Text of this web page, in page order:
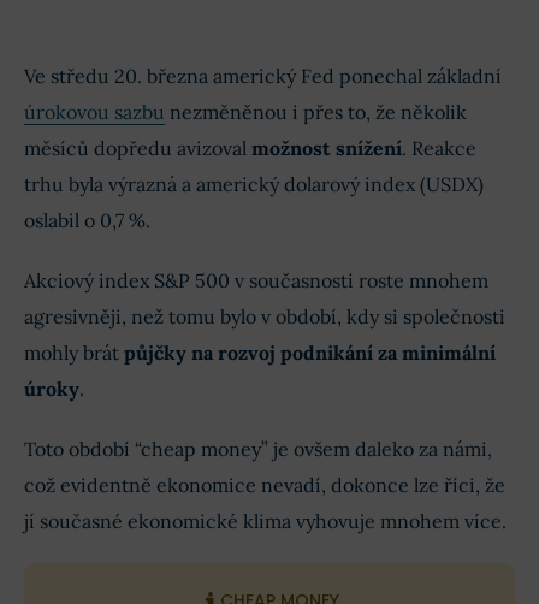
Ve středu 20. března americký Fed ponechal základní
úrokovou sazbu nezměněnou i přes to, že několik
měsíců dopředu avizoval možnost snížení. Reakce
trhu byla výrazná a americký dolarový index (USDX)
oslabil o 0,7 %.
Akciový index S&P 500 v současnosti roste mnohem
agresivněji, než tomu bylo v období, kdy si společnosti
mohly brát půjčky na rozvoj podnikání za minimální
úroky.
Toto období “cheap money” je ovšem daleko za námi,
což evidentně ekonomice nevadí, dokonce lze říci, že
jí současné ekonomické klima vyhovuje mnohem více.